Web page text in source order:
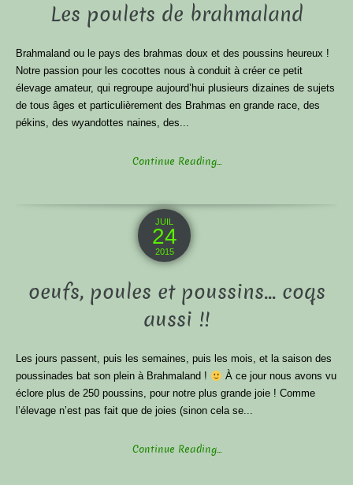
Les poulets de brahmaland
Brahmaland ou le pays des brahmas doux et des poussins heureux !
Notre passion pour les cocottes nous à conduit à créer ce petit
élevage amateur, qui regroupe aujourd’hui plusieurs dizaines de sujets
de tous âges et particulièrement des Brahmas en grande race, des
pékins, des wyandottes naines, des...
Continue Reading...
JUIL
24
2015
oeufs, poules et poussins… coqs
aussi !!
Les jours passent, puis les semaines, puis les mois, et la saison des
poussinades bat son plein à Brahmaland !
À ce jour nous avons vu
éclore plus de 250 poussins, pour notre plus grande joie ! Comme
l’élevage n’est pas fait que de joies (sinon cela se...
Continue Reading...